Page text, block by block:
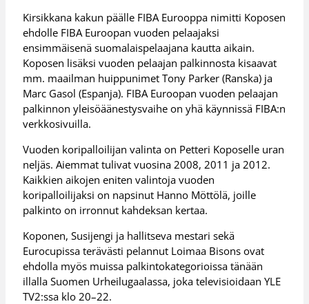
Kirsikkana kakun päälle FIBA Eurooppa nimitti Koposen
ehdolle FIBA Euroopan vuoden pelaajaksi
ensimmäisenä suomalaispelaajana kautta aikain.
Koposen lisäksi vuoden pelaajan palkinnosta kisaavat
mm. maailman huippunimet Tony Parker (Ranska) ja
Marc Gasol (Espanja). FIBA Euroopan vuoden pelaajan
palkinnon yleisöäänestysvaihe on yhä käynnissä FIBA:n
verkkosivuilla.
Vuoden koripalloilijan valinta on Petteri Koposelle uran
neljäs. Aiemmat tulivat vuosina 2008, 2011 ja 2012.
Kaikkien aikojen eniten valintoja vuoden
koripalloilijaksi on napsinut Hanno Möttölä, joille
palkinto on irronnut kahdeksan kertaa.
Koponen, Susijengi ja hallitseva mestari sekä
Eurocupissa terävästi pelannut Loimaa Bisons ovat
ehdolla myös muissa palkintokategorioissa tänään
illalla Suomen Urheilugaalassa, joka televisioidaan YLE
TV2:ssa klo 20–22.